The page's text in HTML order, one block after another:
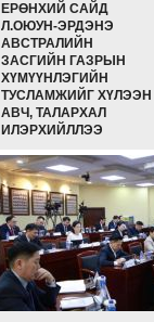
ЕРӨНХИЙ САЙД
Л.ОЮУН-ЭРДЭНЭ
АВСТРАЛИЙН
ЗАСГИЙН ГАЗРЫН
ХҮМҮҮНЛЭГИЙН
ТУСЛАМЖИЙГ ХҮЛЭЭН
АВЧ, ТАЛАРХАЛ
ИЛЭРХИЙЛЛЭЭ